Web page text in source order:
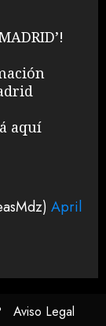
aquí
April
Aviso Legal